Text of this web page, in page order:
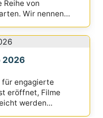
Reihe von
Wir nennen
2026
für engagierte
eröffnet, Filme
werden...